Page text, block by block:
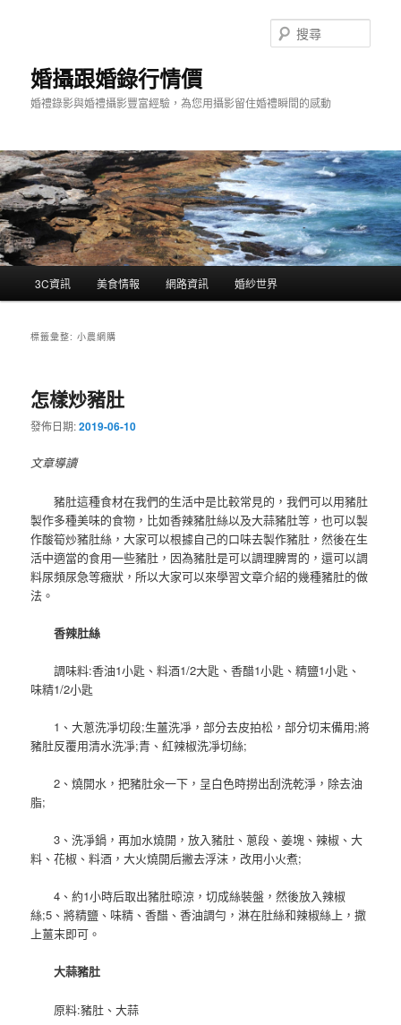
婚攝跟婚錄行情價
婚禮錄影與婚禮攝影豐富經驗，為您用攝影留住婚禮瞬間的感動
尋
3C資訊 美食情報 網路資訊 婚紗世界
標籤彙整:小農網購
怎樣炒豬肚
發佈日期:2019-06-10
文章導讀
豬肚這種食材在我們的生活中是比較常見的，我們可以用豬肚
製作多種美味的食物，比如香辣豬肚絲以及大蒜豬肚等，也可以製
作酸筍炒豬肚絲，大家可以根據自己的口味去製作豬肚，然後在生
活中適當的食用一些豬肚，因為豬肚是可以調理脾胃的，還可以調
料尿頻尿急等癥狀，所以大家可以來學習文章介紹的幾種豬肚的做
法。
香辣肚絲
調味料:香油1小匙、料酒1/2大匙、香醋1小匙、精鹽1小匙、
味精1/2小匙
1、大蔥洗凈切段;生薑洗凈，部分去皮拍松，部分切末備用;將
豬肚反覆用清水洗凈;青、紅辣椒洗凈切絲;
2、燒開水，把豬肚氽一下，呈白色時撈出刮洗乾淨，除去油
脂;
3、洗凈鍋，再加水燒開，放入豬肚、蔥段、姜塊、辣椒、大
料、花椒、料酒，大火燒開后撇去浮沫，改用小火煮;
4、約1小時后取出豬肚晾涼，切成絲裝盤，然後放入辣椒
絲;5、將精鹽、味精、香醋、香油調勻，淋在肚絲和辣椒絲上，撒
上薑末即可。
大蒜豬肚
原料:豬肚、大蒜